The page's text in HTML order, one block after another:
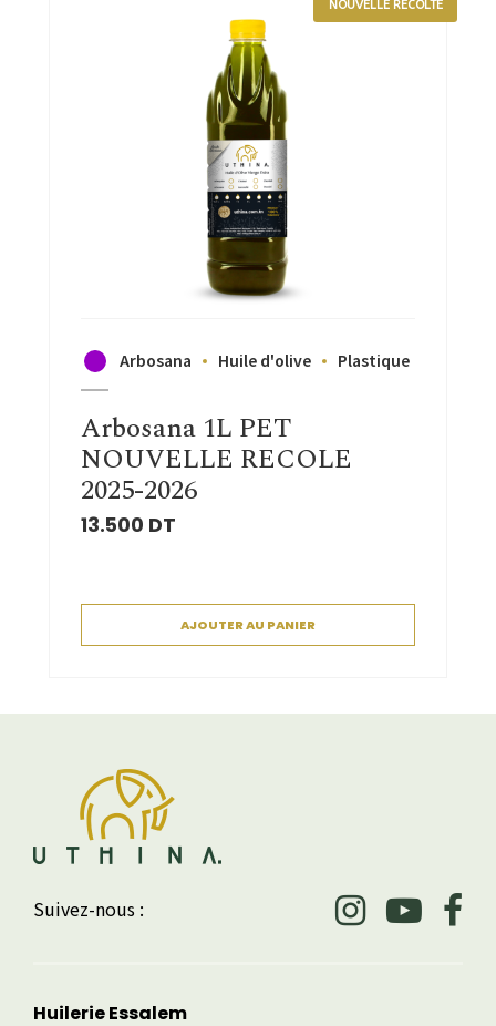
NOUVELLE RÉCOLTE
Arbosana Huile d'olive Plastique
Arbosana 1L PET
NOUVELLE RECOLE
2025-2026
13.500 DT
AJOUTER AU PANIER
Suivez-nous :
Huilerie Essalem